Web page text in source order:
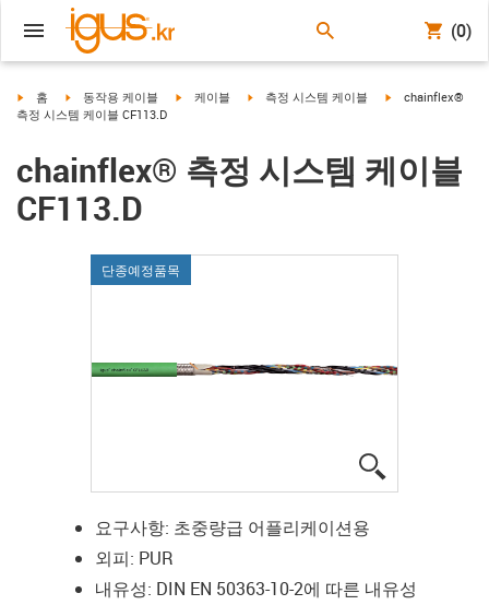
(0)
igus-icon-arrow-right
홈 igus-icon-arrow-right
동작용 케이블 igus-icon-arrow-right
케이블 igus-icon-arrow-right
측정 시스템 케이블 igus-icon-arrow-
chainflex®
측정 시스템 케이블 CF113.D
chainflex® 측정 시스템 케이블
CF113.D
단종예정품목
요구사항: 초중량급 어플리케이션용
외피: PUR
내유성: DIN EN 50363-10-2에 따른 내유성